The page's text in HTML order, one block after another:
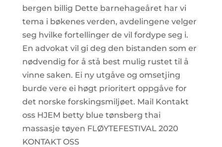
bergen billig Dette barnehageåret har vi
tema i bøkenes verden, avdelingene velger
seg hvilke fortellinger de vil fordype seg i.
En advokat vil gi deg den bistanden som er
nødvendig for å stå best mulig rustet til å
vinne saken. Ei ny utgåve og omsetjing
burde vere ei høgt prioritert oppgåve for
det norske forskingsmiljøet. Mail Kontakt
oss HJEM betty blue tønsberg thai
massasje tøyen FLØYTEFESTIVAL 2020
KONTAKT OSS